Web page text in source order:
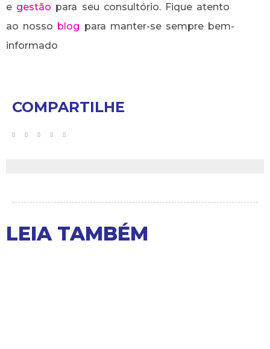
e gestão para seu consultório. Fique atento
ao nosso blog para manter-se sempre bem-
informado
COMPARTILHE
LEIA TAMBÉM